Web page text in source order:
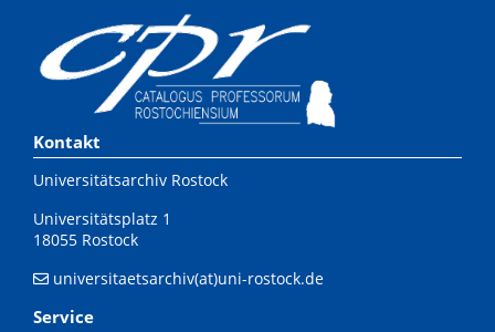
Kontakt
Universitätsarchiv Rostock
Universitätsplatz 1
18055 Rostock
universitaetsarchiv(at)uni-rostock.de
Service